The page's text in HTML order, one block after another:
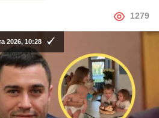
АВТОР
1279
2026, 10:28